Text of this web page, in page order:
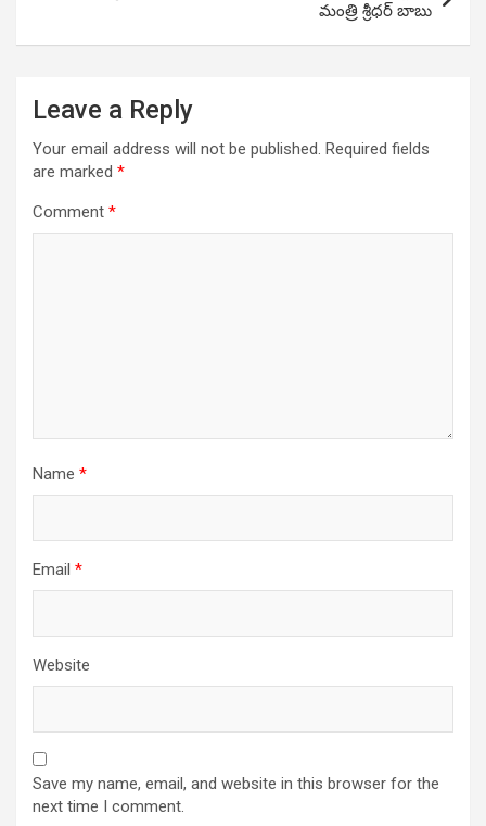
మంత్రి శ్రీధర్ బాబు
Leave a Reply
Your email address will not be published. Required fields
are marked *
Comment *
Name *
Email *
Website
Save my name, email, and website in this browser for the
next time I comment.